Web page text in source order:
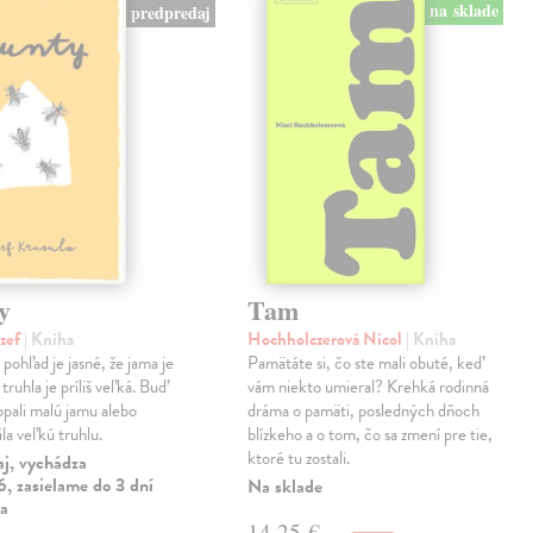
predpredaj
| Kniha
je jasné, že jama je
truhla je príliš veľká. Buď
malú jamu alebo
veľkú truhlu.
vychádza
zasielame do 3 dní
na sklade
Tam
Hochholczerová Nicol | Kniha
Pamätáte si, čo ste mali obuté, keď
vám niekto umieral? Krehká rodinná
dráma o pamäti, posledných dňoch
blízkeho a o tom, čo sa zmení pre tie,
ktoré tu zostali.
Na sklade